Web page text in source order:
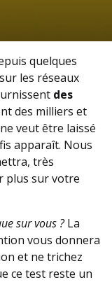
quelques
les réseaux
des
des milliers et
veut être laissé
apparaît. Nous
très
plus sur votre
sur vous ?La
vous donnera
et ne trichez
ce test reste un